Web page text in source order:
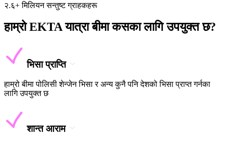
२.६+ मिलियन सन्तुष्ट ग्राहकहरू
हाम्रो EKTA यात्रा बीमा कसका लागि उपयुक्त छ?
भिसा प्राप्ति
हाम्रो बीमा पोलिसी शेन्जेन भिसा र अन्य कुनै पनि देशको भिसा प्राप्त गर्नका
लागि उपयुक्त छ
शान्त आराम